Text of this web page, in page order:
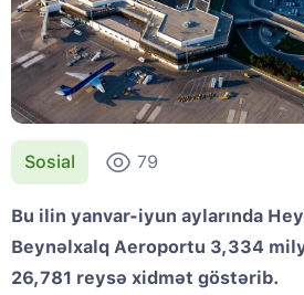
Sosial 79
Bu ilin yanvar-iyun aylarında
Beynəlxalq Aeroportu 3,334
26,781 reysə xidmət göstərib.